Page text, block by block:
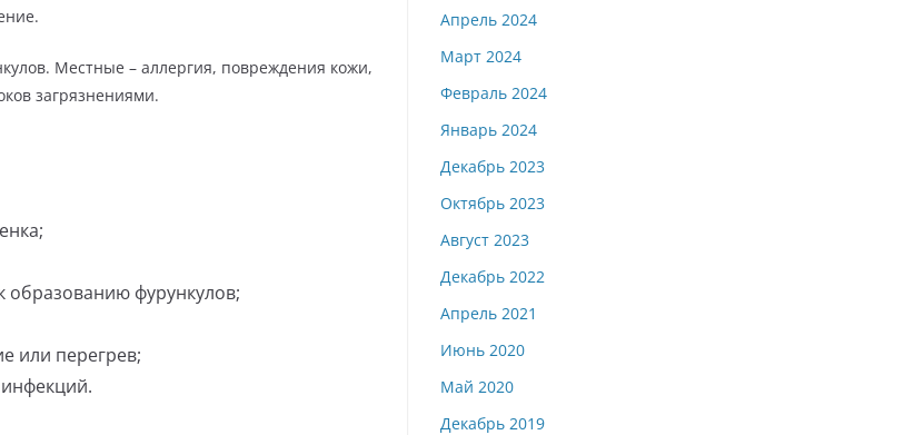
Местные – аллергия, повреждения кожи,
загрязнениями.
фурункулов;
или перегрев;
Апрель 2024
Март 2024
Февраль 2024
Январь 2024
Декабрь 2023
Октябрь 2023
Август 2023
Декабрь 2022
Апрель 2021
Июнь 2020
Май 2020
Декабрь 2019